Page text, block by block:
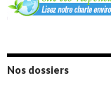
Nos dossiers